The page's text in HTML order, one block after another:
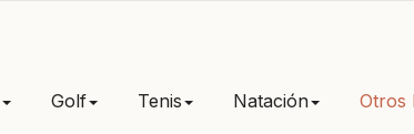
Golf Tenis Natación Otros